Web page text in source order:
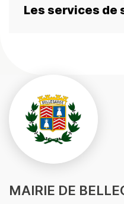
Les services de
MAIRIE DE